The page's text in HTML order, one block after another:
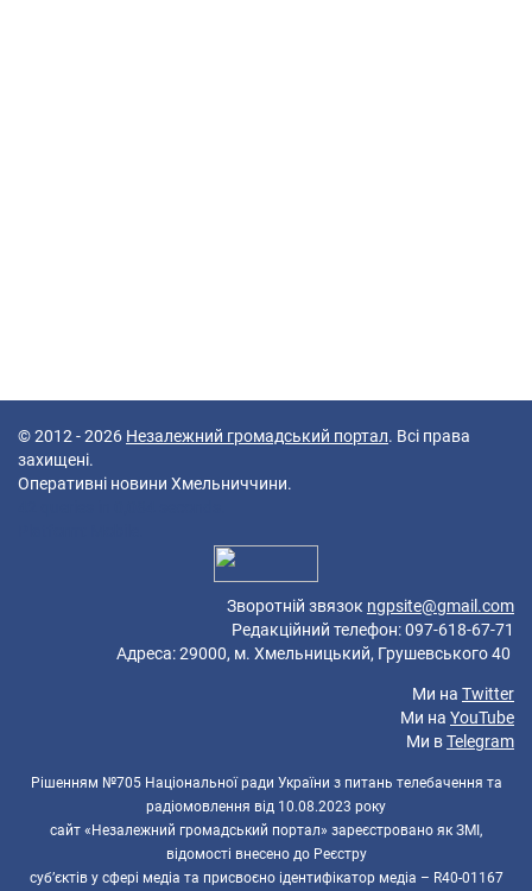
© 2012 - 2026 Незалежний громадський портал. Всі права
захищені.
Оперативні новини Хмельниччини.
Зворотній звязок ngpsite@gmail.com
Редакційний телефон: 097-618-67-71
Адреса: 29000, м. Хмельницький, Грушевського 40
Ми на Twitter
Ми на YouTube
Ми вTelegram
Рішенням №705 Національної ради України з питань телебачення та
радіомовлення від 10.08.2023 року
сайт «Незалежний громадський портал» зареєстровано як ЗМІ,
відомості внесено до Реєстру
суб’єктів у сфері медіа та присвоєно ідентифікатор медіа – R40-01167